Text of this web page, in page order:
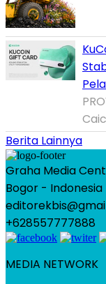
Berita Lainnya
Graha Media
Bogor - Indonesia
+628557777888
MEDIA NETWORK